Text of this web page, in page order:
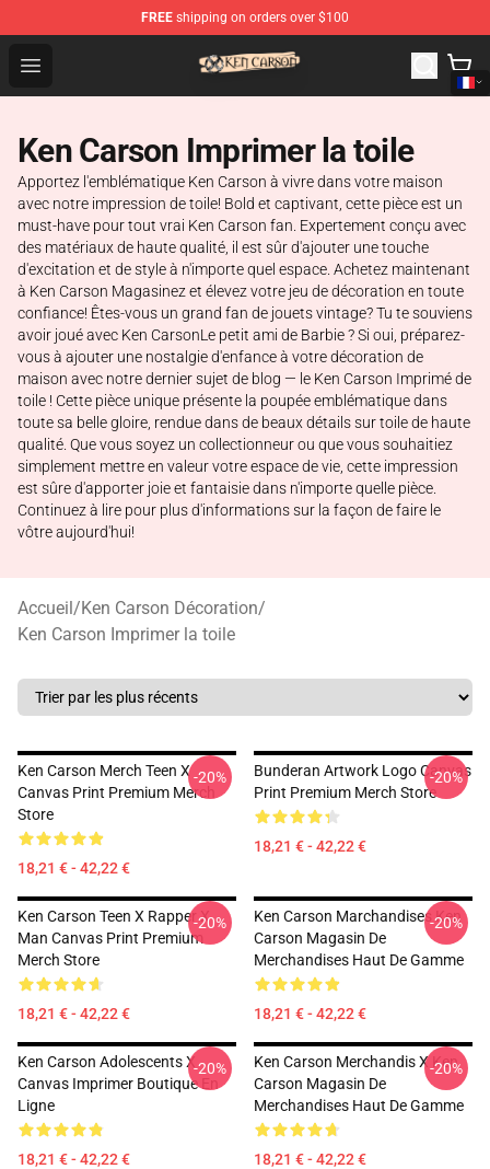
FREE shipping on orders over $100
Open menu
Ken Carson Shop - Official Ken Carson Merchandise
Ken Carson Imprimer la toile
Apportez l'emblématique Ken Carson à vivre dans votre maison
avec notre impression de toile! Bold et captivant, cette pièce est un
must-have pour tout vrai Ken Carson fan. Expertement conçu avec
des matériaux de haute qualité, il est sûr d'ajouter une touche
d'excitation et de style à n'importe quel espace. Achetez maintenant
à Ken Carson Magasinez et élevez votre jeu de décoration en toute
confiance! Êtes-vous un grand fan de jouets vintage? Tu te souviens
avoir joué avec Ken CarsonLe petit ami de Barbie ? Si oui, préparez-
vous à ajouter une nostalgie d'enfance à votre décoration de
maison avec notre dernier sujet de blog — le Ken Carson Imprimé de
toile ! Cette pièce unique présente la poupée emblématique dans
toute sa belle gloire, rendue dans de beaux détails sur toile de haute
qualité. Que vous soyez un collectionneur ou que vous souhaitiez
simplement mettre en valeur votre espace de vie, cette impression
est sûre d'apporter joie et fantaisie dans n'importe quelle pièce.
Continuez à lire pour plus d'informations sur la façon de faire le
vôtre aujourd'hui!
Accueil/Ken Carson Décoration/
Ken Carson Imprimer la toile
Ken Carson Merch Teen X
Canvas Print Premium Merch
Store
18,21 € - 42,22 €
-20%
Bunderan Artwork Logo Canvas
Print Premium Merch Store
18,21 € - 42,22 €
-20%
Ken Carson Teen X Rapper X
Man Canvas Print Premium
Merch Store
18,21 € - 42,22 €
-20%
Ken Carson Marchandises Ken
Carson Magasin De
Merchandises Haut De Gamme
18,21 € - 42,22 €
-20%
Ken Carson Adolescents X
Canvas Imprimer Boutique En
Ligne
18,21 € - 42,22 €
-20%
Ken Carson Merchandis X Ken
Carson Magasin De
Merchandises Haut De Gamme
18,21 € - 42,22 €
-20%